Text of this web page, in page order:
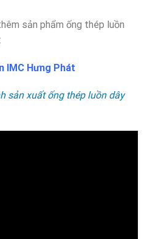
sản phẩm ống thép luồn
IMC Hưng Phát
sản xuất ống thép luồn dây